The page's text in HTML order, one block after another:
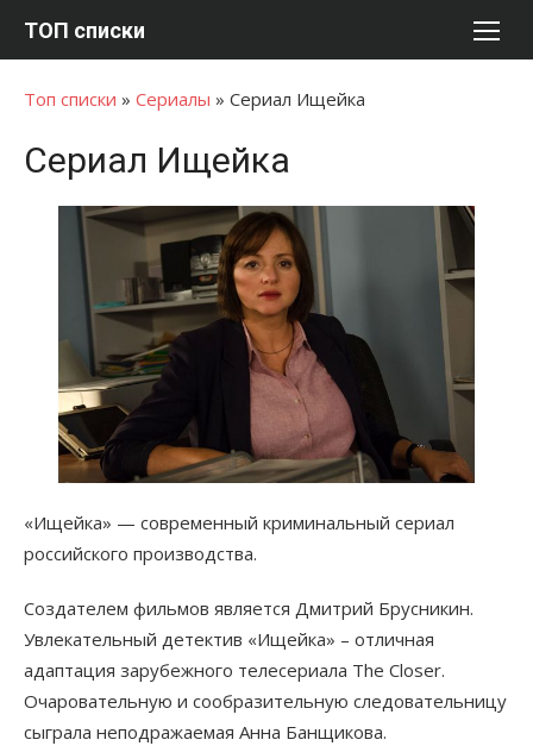
ТОП списки
Топ списки » Сериалы » Сериал Ищейка
Сериал Ищейка
«Ищейка» — современный криминальный сериал
российского производства.
Создателем фильмов является Дмитрий Брусникин.
Увлекательный детектив «Ищейка» – отличная
адаптация зарубежного телесериала The Closer.
Очаровательную и сообразительную следовательницу
сыграла неподражаемая Анна Банщикова.